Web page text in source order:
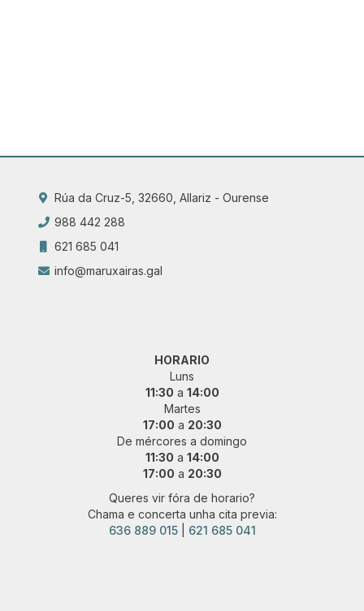
Rúa da Cruz-5, 32660, Allariz - Ourense
988 442 288
621 685 041
info@maruxairas.gal
HORARIO
Luns
11:30 a 14:00
Martes
17:00 a 20:30
De mércores a domingo
11:30 a 14:00
17:00 a 20:30
Queres vir fóra de horario?
Chama e concerta unha cita previa:
636 889 015| 621 685 041